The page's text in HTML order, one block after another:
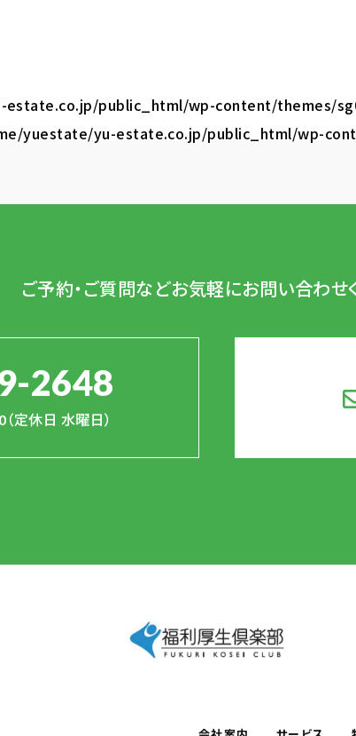
public_html/wp-content/themes/
yuestate/yu-estate.co.jp/public_html/wp-
ご予約・ご質問などお気軽にお問い合わせ
2648
定休日 水曜日）